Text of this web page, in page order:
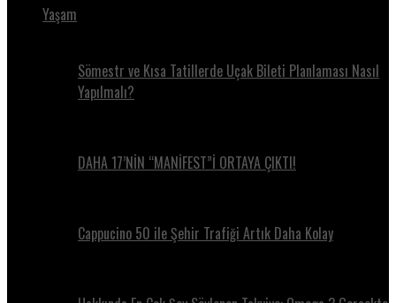
Yaşam
Sömestr ve Kısa Tatillerde Uçak Bileti Planlaması Nasıl
Yapılmalı?
DAHA 17’NİN “MANİFEST”İ ORTAYA ÇIKTI!
Cappucino 50 ile Şehir Trafiği Artık Daha Kolay